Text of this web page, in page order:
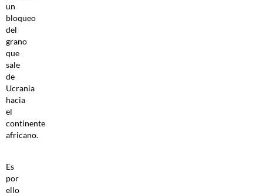
un
bloqueo
del
grano
que
sale
de
Ucrania
hacia
el
continente
africano.
Es
por
ello